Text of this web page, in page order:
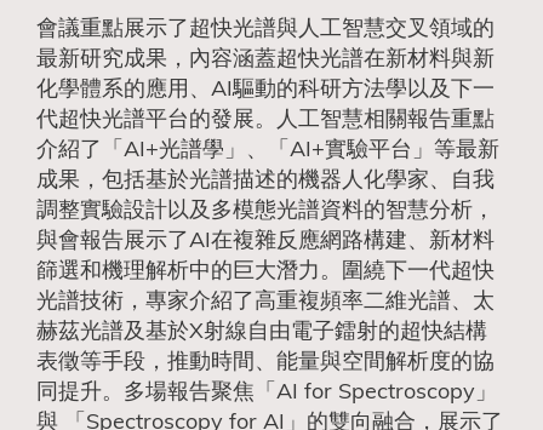
會議重點展示了超快光譜與人工智慧交叉領域的
最新研究成果，內容涵蓋超快光譜在新材料與新
化學體系的應用、AI驅動的科研方法學以及下一
代超快光譜平台的發展。人工智慧相關報告重點
介紹了「AI+光譜學」、「AI+實驗平台」等最新
成果，包括基於光譜描述的機器人化學家、自我
調整實驗設計以及多模態光譜資料的智慧分析，
與會報告展示了AI在複雜反應網路構建、新材料
篩選和機理解析中的巨大潛力。圍繞下一代超快
光譜技術，專家介紹了高重複頻率二維光譜、太
赫茲光譜及基於X射線自由電子鐳射的超快結構
表徵等手段，推動時間、能量與空間解析度的協
同提升。多場報告聚焦「AI for Spectroscopy」
與 「Spectroscopy for AI」的雙向融合，展示了